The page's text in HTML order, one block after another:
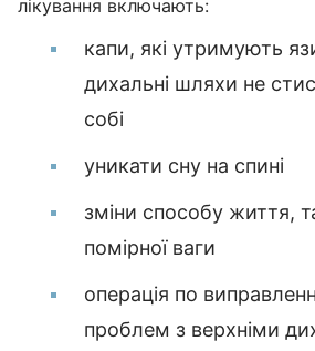
лікування включають:
капи, які утримують
дихальні шляхи не
собі
уникати сну на спині
зміни способу життя,
помірної ваги
операція по
проблем з верхніми